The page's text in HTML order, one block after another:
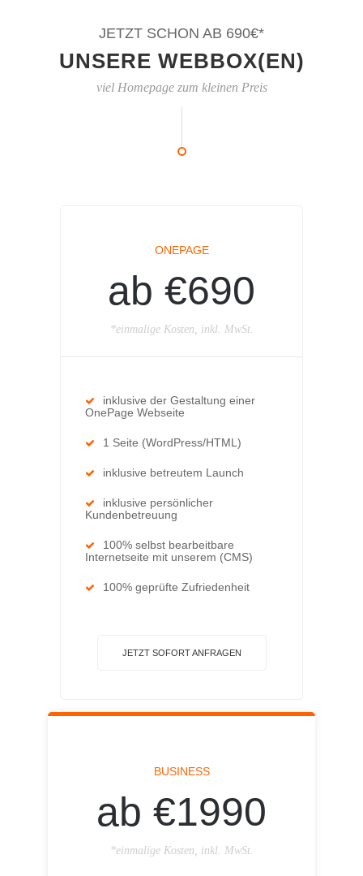
JETZT SCHON AB 690€*
UNSERE WEBBOX(EN)
viel Homepage zum kleinen Preis
ONEPAGE
ab €690
*einmalige Kosten, inkl. MwSt.
inklusive der Gestaltung einer
OnePage Webseite
1 Seite (WordPress/HTML)
inklusive betreutem Launch
inklusive persönlicher
Kundenbetreuung
100% selbst bearbeitbare
Internetseite mit unserem (CMS)
100% geprüfte Zufriedenheit
JETZT SOFORT ANFRAGEN
BUSINESS
ab €1990
*einmalige Kosten, inkl. MwSt.